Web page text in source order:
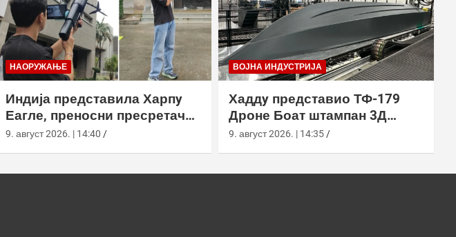
НАОРУЖАЊЕ
Индија представила Харпy
Еагле, преносни пресретач
дронова са АИ навођењем
9. август 2026. | 14:40
ВОЈНА ИНДУСТРИЈА
Хаддy представио ТФ-179
Дроне Боат штампан 3Д
технологијом
9. август 2026. | 14:35